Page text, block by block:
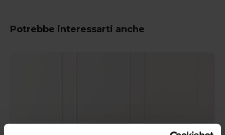
Potrebbe interessarti anche